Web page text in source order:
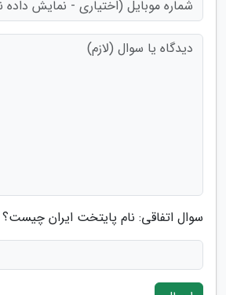
سوال اتفاقی: نام پایتخت ایران چیست؟